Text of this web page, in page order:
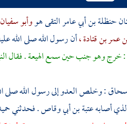
حنظلة بن أبي عامرالتقى هووأبو
بن قتادة ،أن رسول الله صلى الله
وهو جنب حين سمع الهيعة . فقال
: وخلص العدو إلى رسول الله صلى
أصابهعتبة بن أبي وقاص. فحدثني